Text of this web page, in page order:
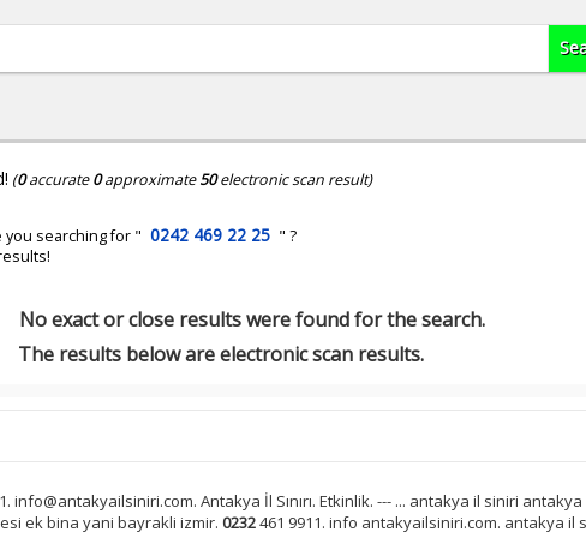
(0accurate0approximate50electronic scan result)
searching for " 0242 469 22 25 " ?
No exact or close results were found for the search.
The results below are electronic scan results.
info@antakyailsiniri.com. Antakya İl Sınırı. Etkinlik. --- ... antakya il siniri antakya
ek bina yani bayrakli izmir. 0232461 9911. info antakyailsiniri.com. antakya il